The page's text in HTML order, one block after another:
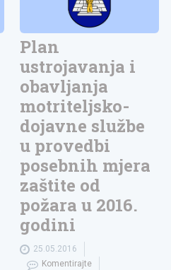
Plan
ustrojavanja i
obavljanja
motriteljsko-
dojavne službe
u provedbi
posebnih mjera
zaštite od
požara u 2016.
godini
25.05.2016
Komentirajte